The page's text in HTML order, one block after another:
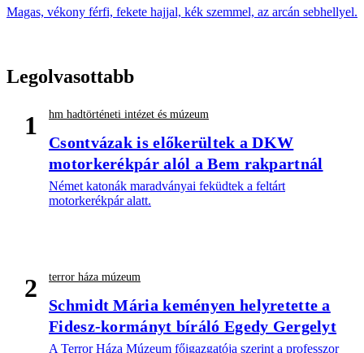
Magas, vékony férfi, fekete hajjal, kék szemmel, az arcán sebhellyel.
Legolvasottabb
1 hm hadtörténeti intézet és múzeum
Csontvázak is előkerültek a DKW
motorkerékpár alól a Bem rakpartnál
Német katonák maradványai feküdtek a feltárt
motorkerékpár alatt.
2 terror háza múzeum
Schmidt Mária keményen helyretette a
Fidesz-kormányt bíráló Egedy Gergelyt
A Terror Háza Múzeum főigazgatója szerint a professzor